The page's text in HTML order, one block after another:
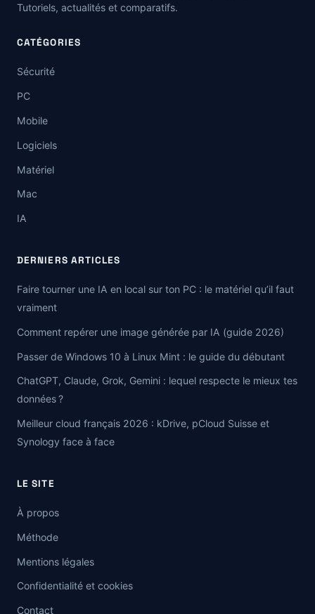
Tutoriels, actualités et comparatifs.
CATÉGORIES
Sécurité
PC
Mobile
Logiciels
Matériel
Mac
IA
DERNIERS ARTICLES
Faire tourner une IA en local sur ton PC : le matériel qu’il faut
vraiment
Comment repérer une image générée par IA (guide 2026)
Passer de Windows 10 à Linux Mint : le guide du débutant
ChatGPT, Claude, Grok, Gemini : lequel respecte le mieux tes
données ?
Meilleur cloud français 2026 : kDrive, pCloud Suisse et
Synology face à face
LE SITE
À propos
Méthode
Mentions légales
Confidentialité et cookies
Contact